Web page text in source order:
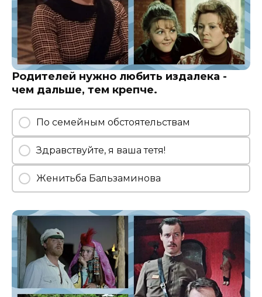
Родителей нужно любить издалека -
чем дальше, тем крепче.
По семейным обстоятельствам
Здравствуйте, я ваша тетя!
Женитьба Бальзаминова